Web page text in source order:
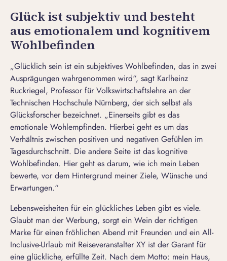
Glück ist subjektiv und besteht
aus emotionalem und kognitivem
Wohlbefinden
„Glücklich sein ist ein subjektives Wohlbefinden, das in zwei
Ausprägungen wahrgenommen wird“, sagt Karlheinz
Ruckriegel, Professor für Volkswirtschaftslehre an der
Technischen Hochschule Nürnberg, der sich selbst als
Glücksforscher bezeichnet. „Einerseits gibt es das
emotionale Wohlempfinden. Hierbei geht es um das
Verhältnis zwischen positiven und negativen Gefühlen im
Tagesdurchschnitt. Die andere Seite ist das kognitive
Wohlbefinden. Hier geht es darum, wie ich mein Leben
bewerte, vor dem Hintergrund meiner Ziele, Wünsche und
Erwartungen.“
Lebensweisheiten für ein glückliches Leben gibt es viele.
Glaubt man der Werbung, sorgt ein Wein der richtigen
Marke für einen fröhlichen Abend mit Freunden und ein All-
Inclusive-Urlaub mit Reiseveranstalter XY ist der Garant für
eine glückliche, erfüllte Zeit. Nach dem Motto: mein Haus,